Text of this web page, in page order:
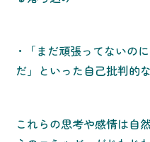
• 「まだ頑張ってないの
だ」といった自己批判的
これらの思考や感情は自